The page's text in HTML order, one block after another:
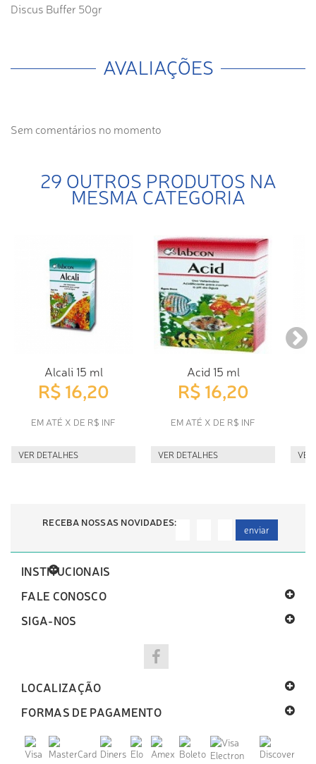
Discus Buffer 50gr
AVALIAÇÕES
Sem comentários no momento
29 OUTROS PRODUTOS NA
MESMA CATEGORIA
Alcali 15 ml
R$ 16,20
EM ATÉ X DE R$ INF
VER DETALHES
Acid 15 ml
R$ 16,20
EM ATÉ X DE R$ INF
VER DETALHES VER
RECEBA NOSSAS NOVIDADES:
enviar
INSTITUCIONAIS
FALE CONOSCO
SIGA-NOS
LOCALIZAÇÃO
FORMAS DE PAGAMENTO